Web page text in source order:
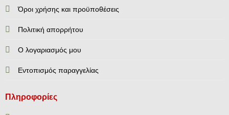
Όροι χρήσης και προϋποθέσεις
Πολιτική απορρήτου
Ο λογαριασμός μου
Εντοπισμός παραγγελίας
Πληροφορίες